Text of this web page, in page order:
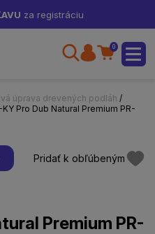
za registráciu
0
úprava drevených podláh /
KY Pro Dub Natural Premium PR-
Pridať k obľúbeným
Premium PR-